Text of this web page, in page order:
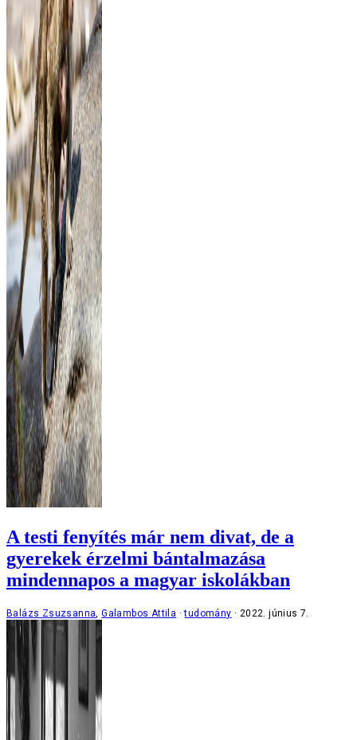
A testi fenyítés már nem divat, de a
gyerekek érzelmi bántalmazása
mindennapos a magyar iskolákban
Balázs Zsuzsanna, Galambos Attila tudomány 2022. június 7.